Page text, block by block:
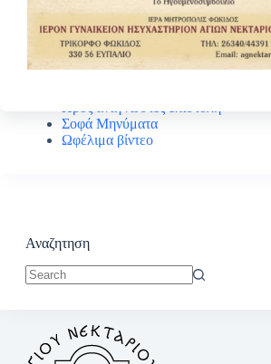
Βίοι Αγίων
Γέροντας Νεκτάριος Μουλατσιώτης
Διάφορα ψυχωφελή κείμενα
Κάτι ενδιαφέρον
Νέα – Ανακοινώσεις
Σοφά Μηνύματα
Ωφέλιμα βίντεο
Αναζητηση